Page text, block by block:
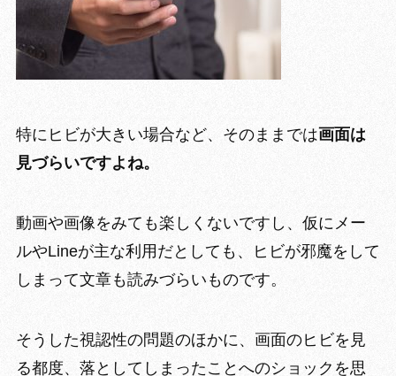
特にヒビが大きい場合など、そのままでは画面は
見づらいですよね。
動画や画像をみても楽しくないですし、仮にメー
ルやLineが主な利用だとしても、
ヒビが邪魔をして
しまって文章も読みづらい ものです。
そうした視認性の問題のほかに、画面のヒビを見
る都度、 落としてしまったことへのショックを思